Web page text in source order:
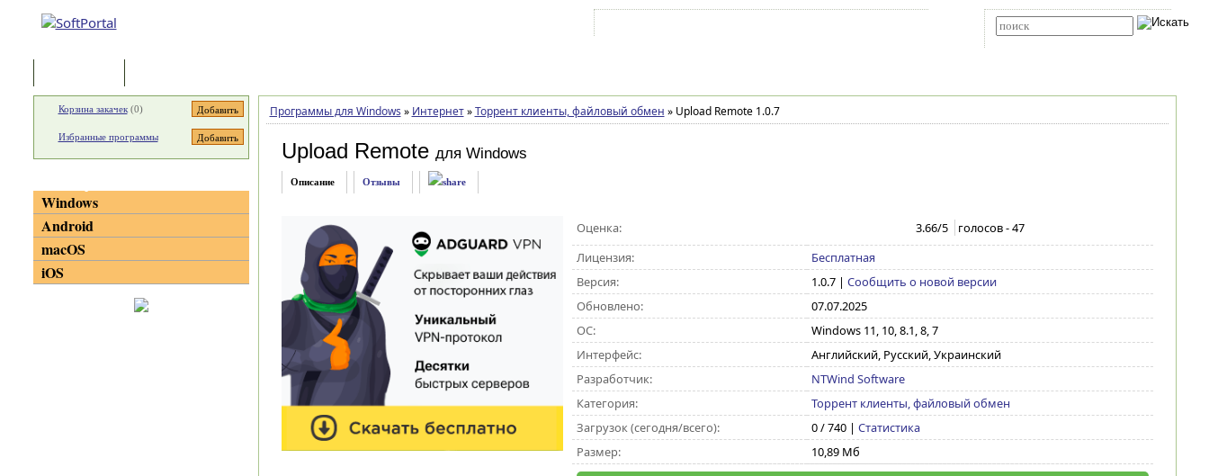
Программы для Windows » Интернет » Торрент клиенты, файловый обмен »Upload Remote 1.0.7
Upload Remote для Windows
Описание Отзывы
Оценка: 3.66/5 голосов -47
Лицензия:
Бесплатная
Версия:
1.0.7| Сообщить о новой версии
Обновлено:
07.07.2025
ОС:
Windows 11, 10, 8.1, 8, 7
Интерфейс:
Английский, Русский, Украинский
Разработчик:
NTWind Software
Категория:
Торрент клиенты, файловый обмен
Загрузок (сегодня/всего):
0 / 740 | Статистика
Размер:
10,89 Мб
Корзина закачек(0)
Избранные программы
Windows
Android
macOS
iOS